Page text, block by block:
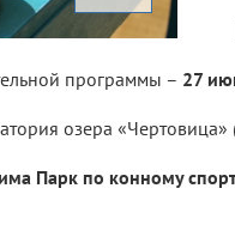
программы – 27
озера
Парк по конному